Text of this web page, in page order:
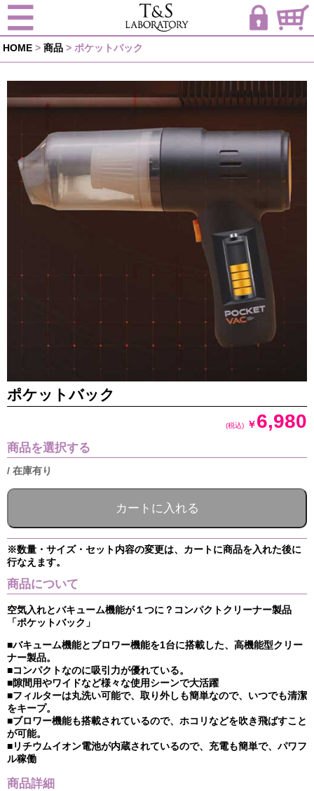
HOME >商品 > ポケットバック
ポケットバック
(税込) ￥6,980
商品を選択する
/ 在庫有り
※数量・サイズ・セット内容の変更は、カートに商品を入れた後に
行なえます。
商品について
空気入れとバキューム機能が１つに？コンパクトクリーナー製品
「ポケットバック」
■バキューム機能とブロワー機能を1台に搭載した、高機能型クリー
ナー製品。
■コンパクトなのに吸引力が優れている。
■隙間用やワイドなど様々な使用シーンで大活躍
■フィルターは丸洗い可能で、取り外しも簡単なので、いつでも清潔
をキープ。
■ブロワー機能も搭載されているので、ホコリなどを吹き飛ばすこと
が可能。
■リチウムイオン電池が内蔵されているので、充電も簡単で、パワフ
ル稼働
商品詳細